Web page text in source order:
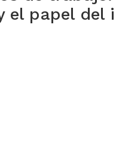
el papel del